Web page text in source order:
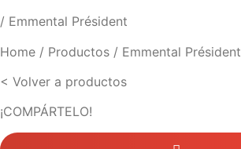
/ Emmental Président
Home / Productos / Emmental Président
< Volver a productos
¡COMPÁRTELO!